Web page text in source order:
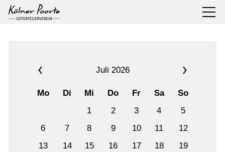
Juli 2026
Mo Di Mi Do Fr Sa
So
1
2 3 4
5
6
7 8 9 10 11
12
13
14 15 16 17 18
19